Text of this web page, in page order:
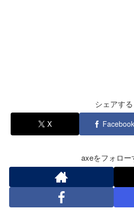
シェアする
X Facebook
axeをフォロー